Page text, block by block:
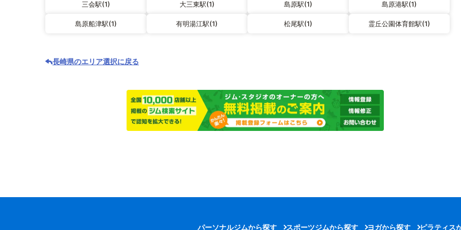
三会駅(1) 大三東駅(1) 島原駅(1) 島原港駅(1)
島原船津駅(1) 有明湯江駅(1) 松尾駅(1) 霊丘公園体育館駅(1)
長崎県のエリア選択に戻る
パーソナルジムから探す スポーツジムから探す ヨガから探す ピラティス